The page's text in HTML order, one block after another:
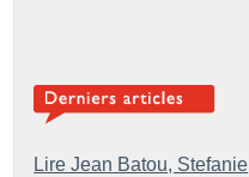
Lire Jean Batou, Stefanie